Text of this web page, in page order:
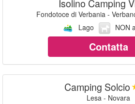
Isolino Camping
Fondotoce di Verbania -
Lago
NON
Contatta
Camping Solcio
Lesa - Novara